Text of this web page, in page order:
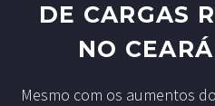
DE CARGAS
NO
Mesmo com os aumentos